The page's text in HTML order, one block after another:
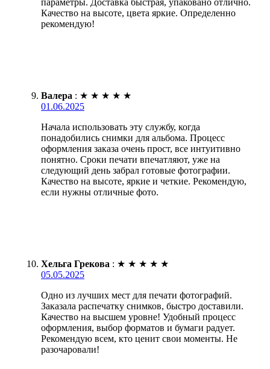
параметры. Доставка быстрая, упаковано отлично.
Качество на высоте, цвета яркие. Определенно
рекомендую!
Валера : ★ ★ ★ ★ ★
01.06.2025
Начала использовать эту службу, когда
понадобились снимки для альбома. Процесс
оформления заказа очень прост, все интуитивно
понятно. Сроки печати впечатляют, уже на
следующий день забрал готовые фотографии.
Качество на высоте, яркие и четкие. Рекомендую,
если нужны отличные фото.
Хельга Грекова : ★ ★ ★ ★ ★
05.05.2025
Одно из лучших мест для печати фотографий.
Заказала распечатку снимков, быстро доставили.
Качество на высшем уровне! Удобный процесс
оформления, выбор форматов и бумаги радует.
Рекомендую всем, кто ценит свои моменты. Не
разочаровали!